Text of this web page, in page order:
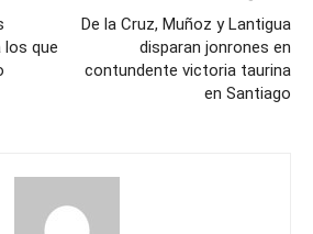
los que
De la Cruz, Muñoz y Lantigua
disparan jonrones en
contundente victoria taurina
en Santiago